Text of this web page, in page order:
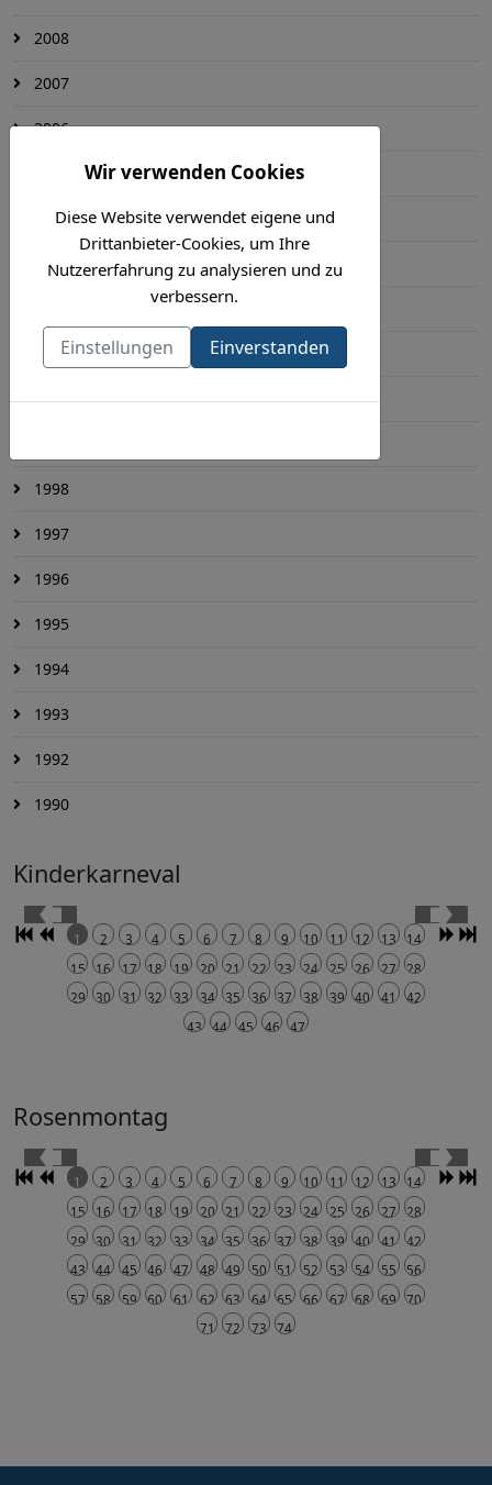
2008
2007
2006
2004
2003
2001
2000
1998
1997
1996
1995
1994
1993
1992
1990
Kinderkarneval
1 2 3 4 5 6 7 8 9 10 11 12 13
14
15
16 17 18 19 20 21 22 23 24 25 26 27
28
29
30 31 32 33 34 35 36 37 38 39 40 41
42
43
44 45 46 47
Rosenmontag
1 2 3 4 5 6 7 8 9 10 11 12 13
14
15
16 17 18 19 20 21 22 23 24 25 26 27
28
29
30 31 32 33 34 35 36 37 38 39 40 41
42
43
44 45 46 47 48 49 50 51 52 53 54 55
56
57
58 59 60 61 62 63 64 65 66 67 68 69
70
71
72 73 74
Wir verwenden Cookies
Diese Website verwendet eigene und
Drittanbieter-Cookies, um Ihre
Nutzererfahrung zu analysieren und zu
verbessern.
Einstellungen Einverstanden